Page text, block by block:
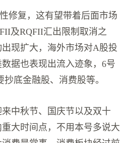
修复，这有望带着后面市场
及RQFII汇出限制取消之
现扩大，海外市场对A股投
据也表现出流入迹象，6号
底金融股、消费股等。
中秋节、国庆节以及双十
大时间点，不用本号多说大